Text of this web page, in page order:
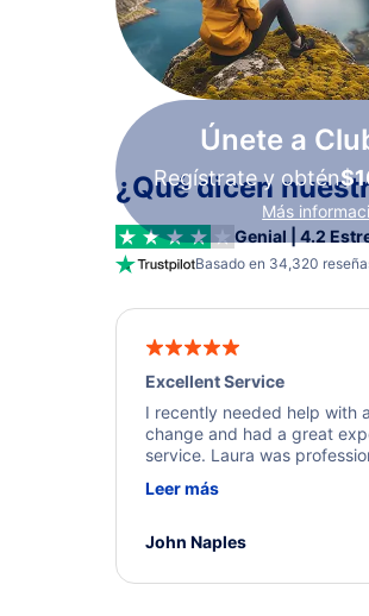
Únete a
Regístrate y obtén
Más
¿Qué dicen
Genial | 4.2
Basado en 34,320
Excellent Service
I recently needed help with
change and had a great
service. Laura was
a solution and kept me
Leer más
John Naples